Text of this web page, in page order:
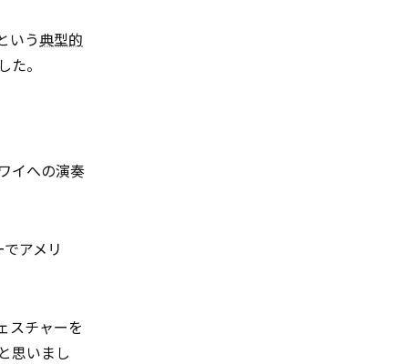
いう典型的
。
イへの演奏
アメリ
スチャーを
思いまし